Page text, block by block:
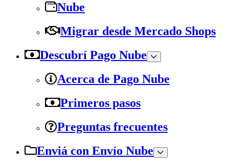
Nube
Migrar desde Mercado Shops
Descubrí Pago Nube
Acerca de Pago Nube
Primeros pasos
Preguntas frecuentes
Enviá con Envío Nube